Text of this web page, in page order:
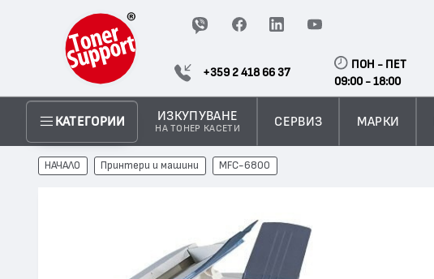
+359 2 418 66 37
ПОН - ПЕТ
09:00 - 18:00
КАТЕГОРИИ ИЗКУПУВАНЕ
НА ТОНЕР КАСЕТИ
СЕРВИЗ МАРКИ
НАЧАЛО Принтери и машини MFC-6800